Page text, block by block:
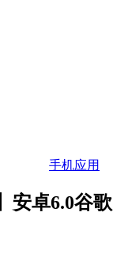
手机应用
安卓6.0谷歌